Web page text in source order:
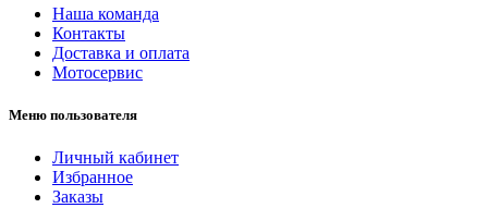
Наша команда
Контакты
Доставка и оплата
Мотосервис
Меню пользователя
Личный кабинет
Избранное
Заказы